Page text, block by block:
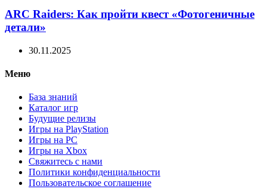
ARC Raiders: Как пройти квест «Фотогеничные
детали»
30.11.2025
Меню
База знаний
Каталог игр
Будущие релизы
Игры на PlayStation
Игры на PC
Игры на Xbox
Свяжитесь с нами
Политики конфиденциальности
Пользовательское соглашение